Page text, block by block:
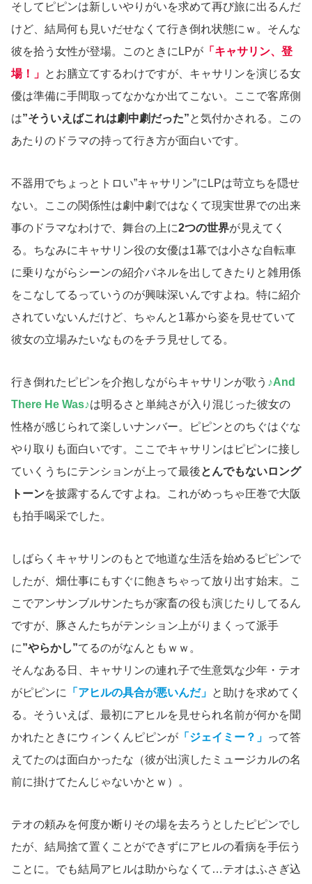
そしてピピンは新しいやりがいを求めて再び旅に出るんだ
けど、結局何も見いだせなくて行き倒れ状態にｗ。そんな
彼を拾う女性が登場。このときにLPが 「キャサリン、登
場！」 とお膳立てするわけですが、キャサリンを演じる女
優は準備に手間取ってなかなか出てこない。ここで客席側
は”そういえばこれは劇中劇だった”と気付かされる。この
あたりのドラマの持って行き方が面白いです。
不器用でちょっとトロい”キャサリン”にLPは苛立ちを隠せ
ない。ここの関係性は劇中劇ではなくて現実世界での出来
事のドラマなわけで、舞台の上に2つの世界が見えてく
る。ちなみにキャサリン役の女優は1幕では小さな自転車
に乗りながらシーンの紹介パネルを出してきたりと雑用係
をこなしてるっていうのが興味深いんですよね。特に紹介
されていないんだけど、ちゃんと1幕から姿を見せていて
彼女の立場みたいなものをチラ見せしてる。
行き倒れたピピンを介抱しながらキャサリンが歌う ♪And
There He Was♪は明るさと単純さが入り混じった彼女の
性格が感じられて楽しいナンバー。ピピンとのちぐはぐな
やり取りも面白いです。ここでキャサリンはピピンに接し
ていくうちにテンションが上って最後とんでもないロング
トーンを披露するんですよね。これがめっちゃ圧巻で大阪
も拍手喝采でした。
しばらくキャサリンのもとで地道な生活を始めるピピンで
したが、畑仕事にもすぐに飽きちゃって放り出す始末。こ
こでアンサンブルサンたちが家畜の役も演じたりしてるん
ですが、豚さんたちがテンション上がりまくって派手
に”やらかし”てるのがなんともｗｗ。
そんなある日、キャサリンの連れ子で生意気な少年・テオ
がピピンに
「アヒルの具合が悪いんだ」 と助けを求めてく
る。そういえば、最初にアヒルを見せられ名前が何かを聞
かれたときにウィンくんピピンが 「ジェイミー？」 って答
えてたのは面白かったな（彼が出演したミュージカルの名
前に掛けてたんじゃないかとｗ）。
テオの頼みを何度か断りその場を去ろうとしたピピンでし
たが、結局捨て置くことができずにアヒルの看病を手伝う
ことに。でも結局アヒルは助からなくて…テオはふさぎ込